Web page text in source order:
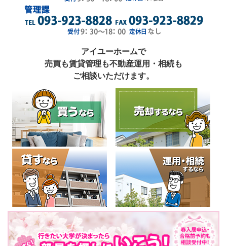
アイユーホームで
売買も賃貸管理も不動産運用・相続も
ご相談いただけます。